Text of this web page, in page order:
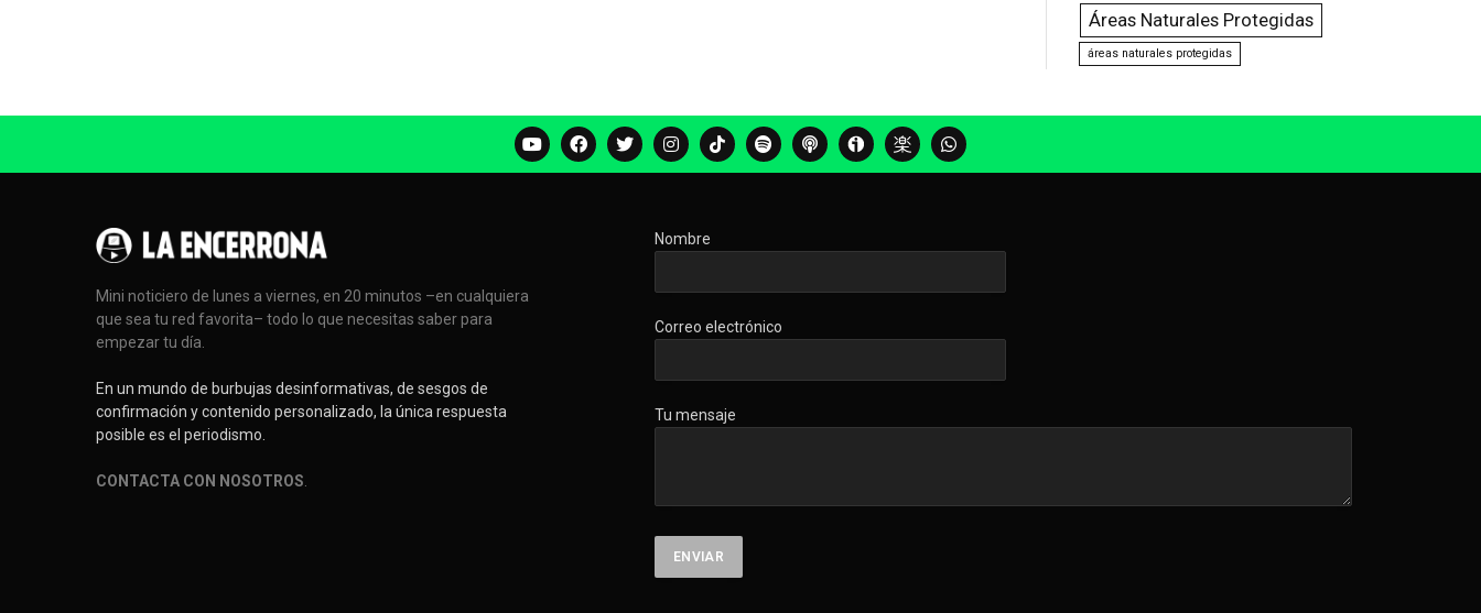
Áreas Naturales Protegidas
áreas naturales protegidas
Mini noticiero de lunes a viernes, en 20 minutos –en cualquiera
que sea tu red favorita– todo lo que necesitas saber para
empezar tu día.
En un mundo de burbujas desinformativas, de sesgos de
confirmación y contenido personalizado, la única respuesta
posible es el periodismo.
CONTACTA CON NOSOTROS
Nombre
Correo electrónico
Tu mensaje